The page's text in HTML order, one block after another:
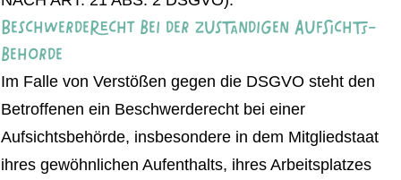
Beschwerde­recht bei der zuständigen Aufsichts­
behörde
Im Falle von Verstößen gegen die DSGVO steht den
Betroffenen ein Beschwerderecht bei einer
Aufsichtsbehörde, insbesondere in dem Mitgliedstaat
ihres gewöhnlichen Aufenthalts, ihres Arbeitsplatzes